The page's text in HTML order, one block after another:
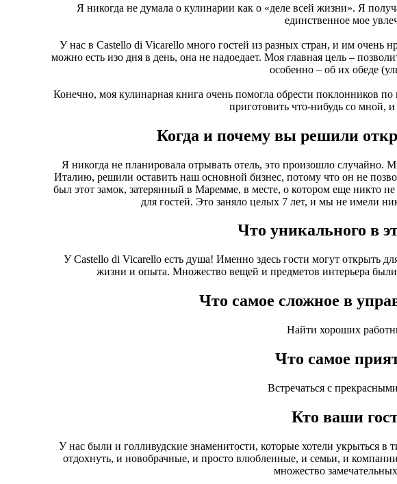
Я никогда не думала о кулинарии как о «деле всей жизни». Я
единственное мое
У нас в Castello di Vicarello много гостей из разных стран, и им очень
можно есть изо дня в день, она не надоедает. Моя главная цель –
особенно – об их обеде
Конечно, моя кулинарная книга очень помогла обрести поклонников
приготовить что-нибудь со мной, и
Когда и почему вы решили
Я никогда не планировала отрывать отель, это произошло
Италию, решили оставить наш основной бизнес, потому что он не
был этот замок, затерянный в Маремме, в месте, о котором еще никто
для гостей. Это заняло целых 7 лет, и мы не имели
Что уникального в
У Castello di Vicarello есть душа! Именно здесь гости могут открыть
жизни и опыта. Множество вещей и предметов интерьера
Что самое сложное в
Найти хороших
Что самое
Встречаться с
Кто ваши
У нас были и голливудские знаменитости, которые хотели укрыться в
отдохнуть, и новобрачные, и просто влюбленные, и семьи, и
множество